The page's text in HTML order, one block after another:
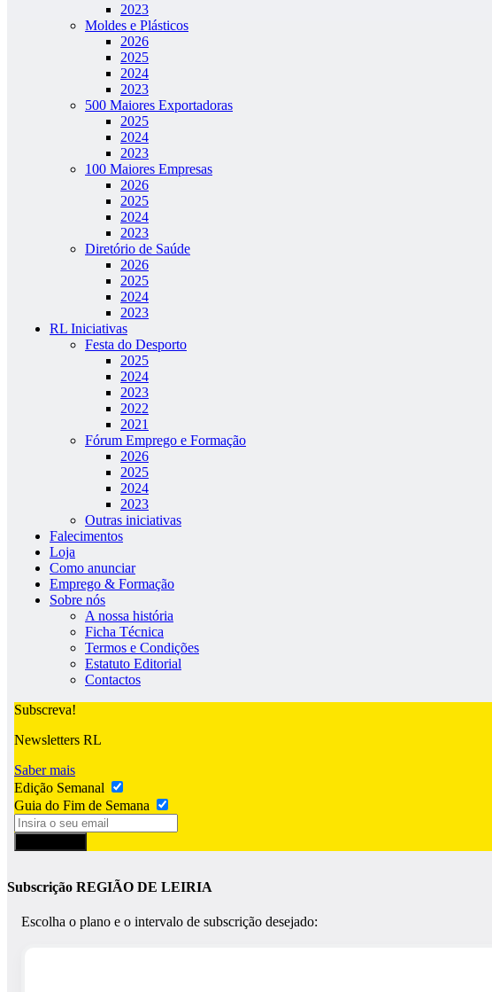
2023
Moldes e Plásticos
2026
2025
2024
2023
500 Maiores Exportadoras
2025
2024
2023
100 Maiores Empresas
2026
2025
2024
2023
Diretório de Saúde
2026
2025
2024
2023
RL Iniciativas
Festa do Desporto
2025
2024
2023
2022
2021
Fórum Emprego e Formação
2026
2025
2024
2023
Outras iniciativas
Falecimentos
Loja
Como anunciar
Emprego & Formação
Sobre nós
A nossa história
Ficha Técnica
Termos e Condições
Estatuto Editorial
Contactos
Subscreva!
Newsletters RL
Saber mais
Edição Semanal
Guia do Fim de Semana
Subscrição REGIÃO DE LEIRIA
Escolha o plano e o intervalo de subscrição desejado: